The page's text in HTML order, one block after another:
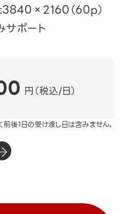
（60p）
ポート
円（税込/日）
後1日の受け渡し日は含みません。